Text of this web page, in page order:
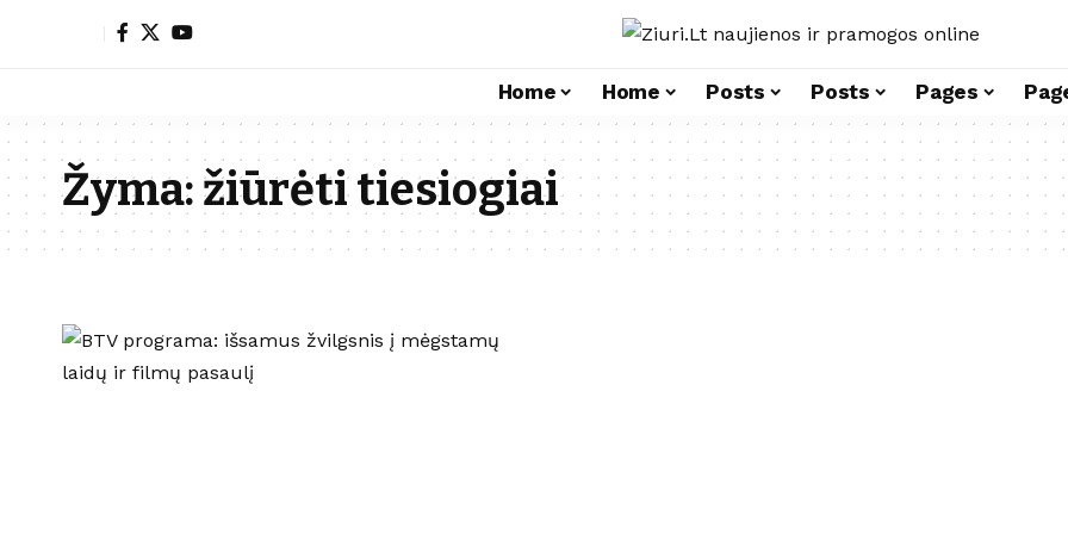
Home Home Posts Posts Pages
Žyma:žiūrėti tiesiogiai